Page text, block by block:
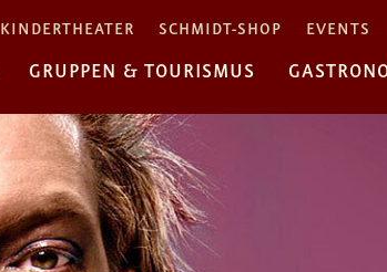
KINDERTHEATER SCHMIDT-SHOP EVENTS
GRUPPEN & TOURISMUS